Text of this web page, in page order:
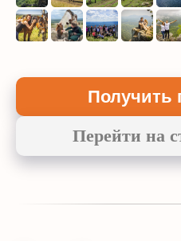
Получить
Перейти на